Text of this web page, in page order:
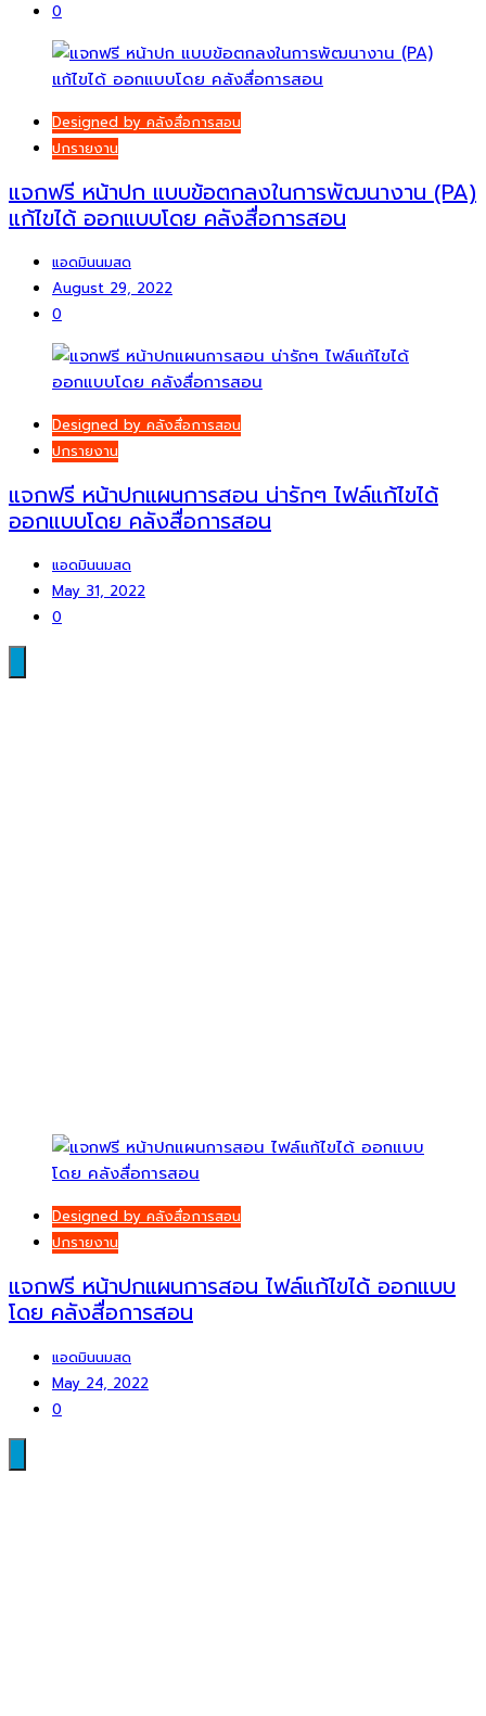
0
Designed by คลังสื่อการสอน
ปกรายงาน
แจกฟรี หน้าปก แบบข้อตกลงในการพัฒนางาน (PA)
แก้ไขได้ ออกแบบโดย คลังสื่อการสอน
แอดมินนมสด
August 29, 2022
0
Designed by คลังสื่อการสอน
ปกรายงาน
แจกฟรี หน้าปกแผนการสอน น่ารักๆ ไฟล์แก้ไขได้
ออกแบบโดย คลังสื่อการสอน
แอดมินนมสด
May 31, 2022
0
Designed by คลังสื่อการสอน
ปกรายงาน
แจกฟรี หน้าปกแผนการสอน ไฟล์แก้ไขได้ ออกแบบ
โดย คลังสื่อการสอน
แอดมินนมสด
May 24, 2022
0